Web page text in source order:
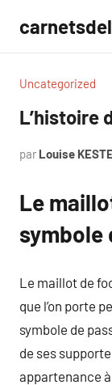
contenu
Uncategorized
L’histoire
par Louise
Le
symbole
Le maillot de
que l’on porte
symbole de
de ses
appartenance